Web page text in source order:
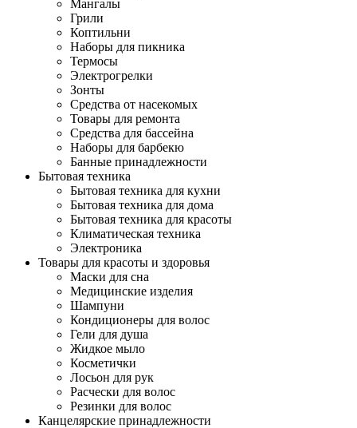
Мангалы
Грили
Коптильни
Наборы для пикника
Термосы
Электрогрелки
Зонты
Средства от насекомых
Товары для ремонта
Средства для бассейна
Наборы для барбекю
Банные принадлежности
Бытовая техника
Бытовая техника для кухни
Бытовая техника для дома
Бытовая техника для красоты
Климатическая техника
Электроника
Товары для красоты и здоровья
Маски для сна
Медицинские изделия
Шампуни
Кондиционеры для волос
Гели для душа
Жидкое мыло
Косметички
Лосьон для рук
Расчески для волос
Резинки для волос
Канцелярские принадлежности